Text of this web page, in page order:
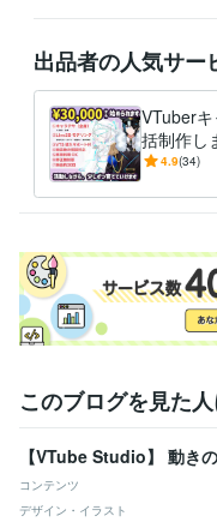
どんなことでもお気軽にお
土日祝：返信遅くなります
こともございます
経験職種
デザイナー / グラフィック
イラストレーター・漫画
イラストレーター・漫画
マーケティング / 商品企画
資格・検定
メンタルケア心理士 取得
ビジネス・クリエイテ
Adobe Photoshop:28年
Vtube Studio:3年
得意分野
出品者の人気サー
VTuber
括制作し
ない」か
4.9(34)
このブログを見た
【VTube Studio】 動き
コンテンツ
デザイン・イラスト